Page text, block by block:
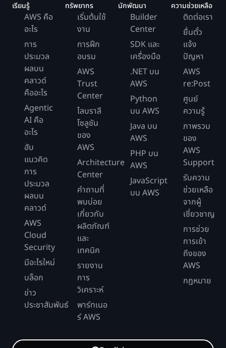
เรียนรู้
AWS คือ
อะไร
การ
ประมวล
ผลบน
คลาวด์
คืออะไร
Agentic
AI คือ
อะไร
ฮับ
แนวคิด
การ
ประมวล
ผลบน
คลาวด์
AWS
Cloud
Security
มีอะไรใหม่
บล็อก
ข่าว
ประชาสัมพันธ์
ทรัพยากร
เริ่มต้นใช้
งาน
การฝึก
อบรม
AWS
Trust
Center
ไลบราลี
โซลูชัน
ของ
AWS
Architecture
Center
คำถามที่
พบบ่อย
เกี่ยวกับ
ผลิตภัณฑ์
และ
เทคนิค
รายงาน
การ
วิเคราะห์
พาร์ทเนอ
ร์ AWS
นักพัฒนา
Builder
Center
SDK และ
เครื่องมือ
.NET บน
AWS
Python
บน AWS
Java บน
AWS
PHP บน
AWS
JavaScript
บน AWS
ความช่วยเหลือ
ติดต่อเรา
ยื่นตั๋ว
แจ้ง
ปัญหา
AWS
re:Post
ศูนย์
ความรู้
ภาพรวม
ของ
AWS
Support
รับความ
ช่วยเหลือ
จากผู้
เชี่ยวชาญ
การช่วย
การเข้า
ถึงของ
AWS
กฎหมาย